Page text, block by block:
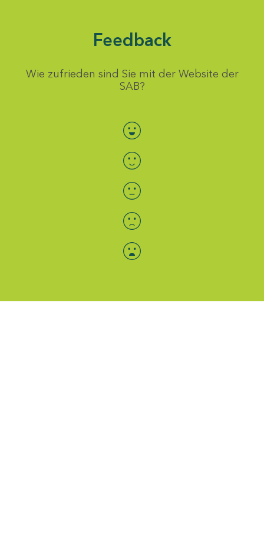
Feedback
Wie zufrieden sind Sie mit der Website der
SAB?
Bewertung auswählen